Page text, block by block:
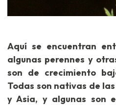
Aquí se encuentran
algunas perennes y
son de crecimiento
Todas son nativas de
y Asia, y algunas son